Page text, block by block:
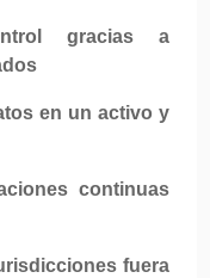
gracias a
en un activo y
continuas
fuera